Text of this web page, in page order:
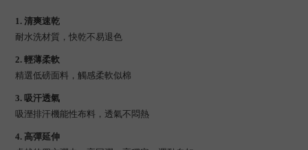
1. 清爽速乾
耐水洗材質，快乾不易退色
2. 輕薄柔軟
精選低磅面料，觸感柔軟似棉
3. 吸汗透氣
吸溼排汗機能性布料，透氣不悶熱
4. 高彈延伸